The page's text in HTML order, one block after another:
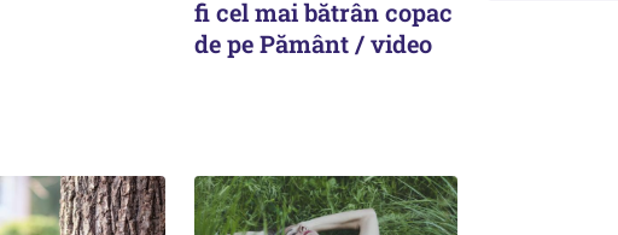
fi cel mai bătrân copac
de pe Pământ / video